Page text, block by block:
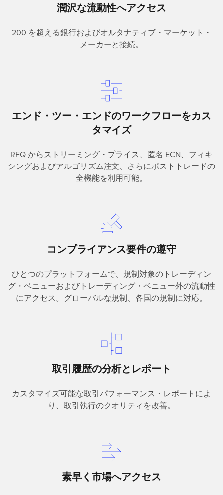
潤沢な流動性へアクセス
200 を超える銀行およびオルタナティブ・マーケット・
メーカーと接続。
エンド・ツー・エンドのワークフローをカス
タマイズ
RFQ からストリーミング・プライス、匿名 ECN、フィキ
シングおよびアルゴリズム注文、さらにポストトレードの
全機能を利用可能。
コンプライアンス要件の遵守
ひとつのプラットフォームで、規制対象のトレーディン
グ・ベニューおよびトレーディング・ベニュー外の流動性
にアクセス。グローバルな規制、各国の規制に対応。
取引履歴の分析とレポート
カスタマイズ可能な取引パフォーマンス・レポートによ
り、取引執行のクオリティを改善。
素早く市場へアクセス